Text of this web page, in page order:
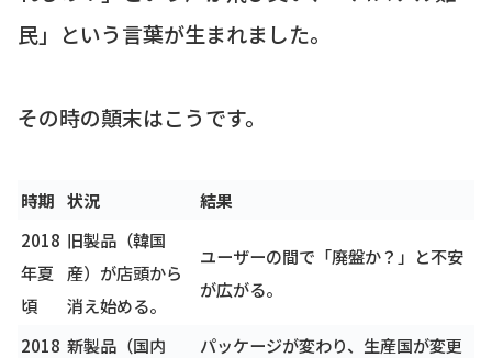
民」という言葉が生まれました。
その時の顛末はこうです。
時期 状況
結果
2018
年夏
頃
旧製品（韓国
産）が店頭から
消え始める。
ユーザーの間で「廃盤か？」と不安
が広がる。
2018 新製品（国内
パッケージが変わり、生産国が変更